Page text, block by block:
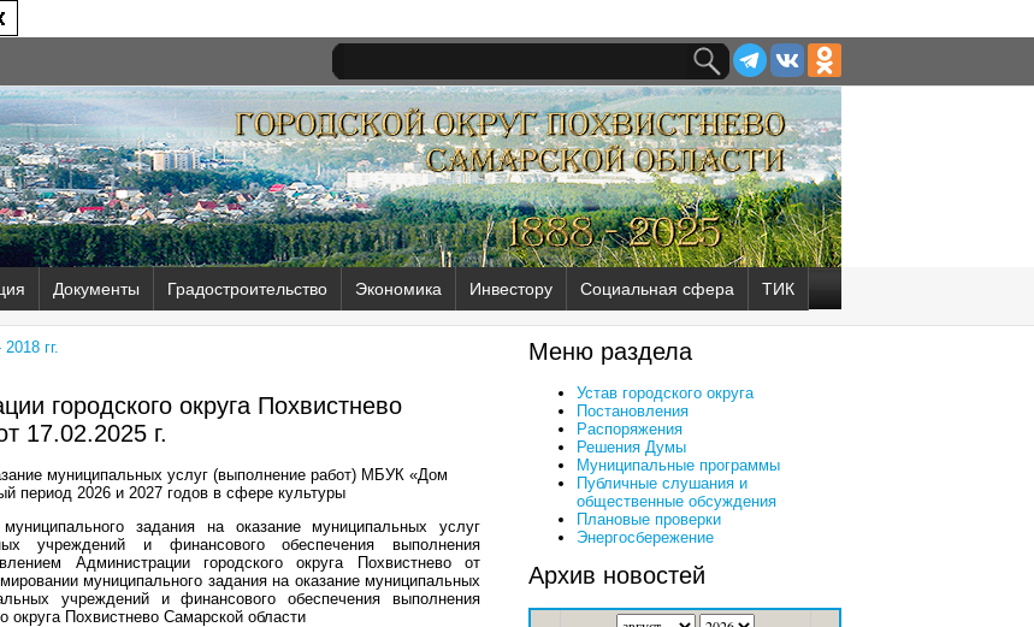
Документы Градостроительство Экономика Инвестору Социальная сфера ТИК
гг.
городского округа Похвистнево
17.02.2025 г.
муниципальных услуг (выполнение работ) МБУК «Дом
период 2026 и 2027 годов в сфере культуры
задания на оказание муниципальных услуг
учреждений и финансового обеспечения выполнения
Администрации городского округа Похвистнево от
муниципального задания на оказание муниципальных
учреждений и финансового обеспечения выполнения
округа Похвистнево Самарской области
Меню раздела
Устав городского округа
Постановления
Распоряжения
Решения Думы
Муниципальные программы
Публичные слушания и
общественные обсуждения
Плановые проверки
Энергосбережение
Архив новостей